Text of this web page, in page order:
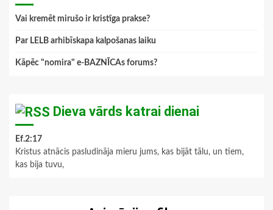
Vai kremēt mirušo ir kristīga prakse?
Par LELB arhibīskapa kalpošanas laiku
Kāpēc "nomira" e-BAZNĪCAs forums?
Dieva vārds katrai dienai
Ef.2:17
Kristus atnācis pasludināja mieru jums, kas bijāt tālu, un tiem,
kas bija tuvu,